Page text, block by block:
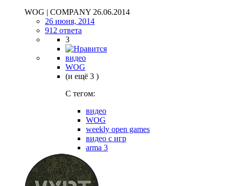
WOG | COMPANY 26.06.2014
26 июня, 2014
912 ответа
3
видео
WOG
(и ещё 3 )
C тегом:
видео
WOG
weekly open games
видео с игр
arma 3